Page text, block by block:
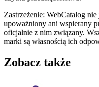
Zastrzeżenie: WebCatalog
upoważniony ani wspierany
oficjalnie z nim związany.
marki są własnością ich
Zobacz także